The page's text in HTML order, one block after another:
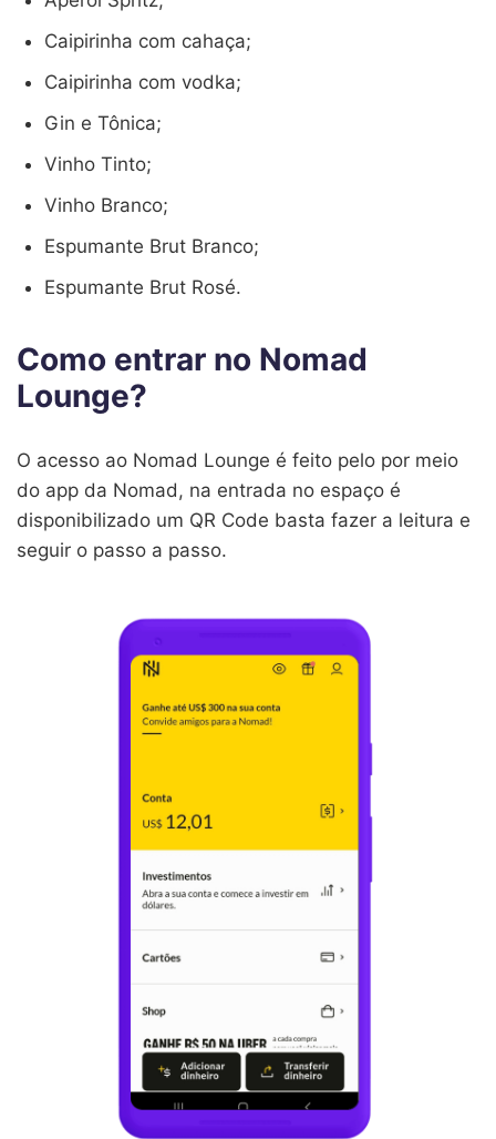
Caipirinha com cahaça;
Caipirinha com vodka;
Gin e Tônica;
Vinho Tinto;
Vinho Branco;
Espumante Brut Branco;
Espumante Brut Rosé.
Como entrar no Nomad
Lounge?
O acesso ao Nomad Lounge é feito pelo por meio
do app da Nomad, na entrada no espaço é
disponibilizado um QR Code basta fazer a leitura e
seguir o passo a passo.